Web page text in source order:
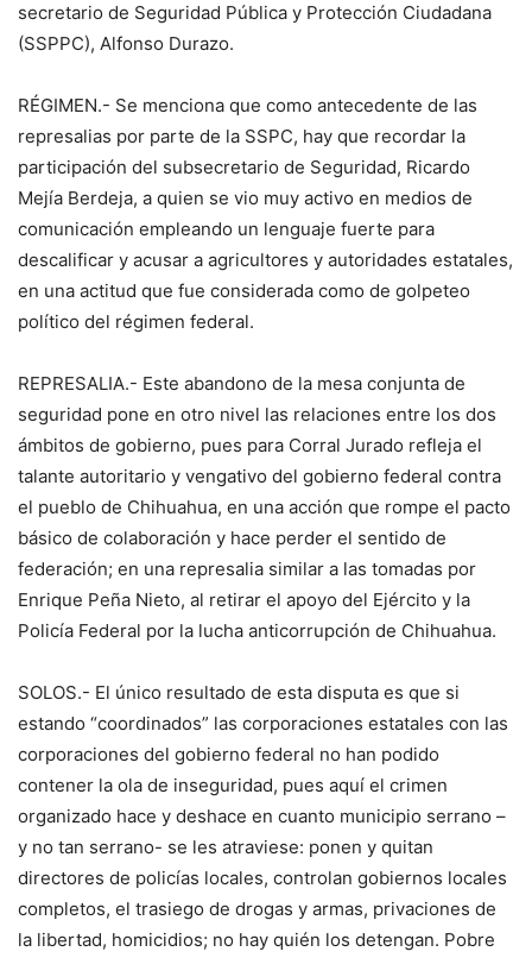
secretario de Seguridad Pública y Protección Ciudadana
(SSPPC), Alfonso Durazo.
RÉGIMEN.- Se menciona que como antecedente de las
represalias por parte de la SSPC, hay que recordar la
participación del subsecretario de Seguridad, Ricardo
Mejía Berdeja, a quien se vio muy activo en medios de
comunicación empleando un lenguaje fuerte para
descalificar y acusar a agricultores y autoridades estatales,
en una actitud que fue considerada como de golpeteo
político del régimen federal.
REPRESALIA.- Este abandono de la mesa conjunta de
seguridad pone en otro nivel las relaciones entre los dos
ámbitos de gobierno, pues para Corral Jurado refleja el
talante autoritario y vengativo del gobierno federal contra
el pueblo de Chihuahua, en una acción que rompe el pacto
básico de colaboración y hace perder el sentido de
federación; en una represalia similar a las tomadas por
Enrique Peña Nieto, al retirar el apoyo del Ejército y la
Policía Federal por la lucha anticorrupción de Chihuahua.
SOLOS.- El único resultado de esta disputa es que si
estando “coordinados” las corporaciones estatales con las
corporaciones del gobierno federal no han podido
contener la ola de inseguridad, pues aquí el crimen
organizado hace y deshace en cuanto municipio serrano –
y no tan serrano- se les atraviese: ponen y quitan
directores de policías locales, controlan gobiernos locales
completos, el trasiego de drogas y armas, privaciones de
la libertad, homicidios; no hay quién los detengan. Pobre